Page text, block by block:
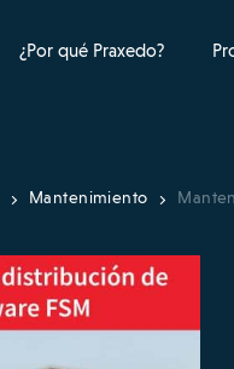
¿Por qué Praxedo?
Mantenimiento